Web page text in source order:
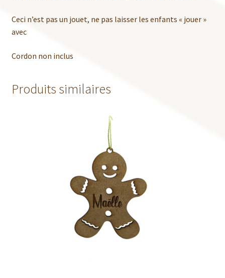
Ceci n’est pas un jouet, ne pas laisser les enfants « jouer »
avec
Cordon non inclus
Produits similaires